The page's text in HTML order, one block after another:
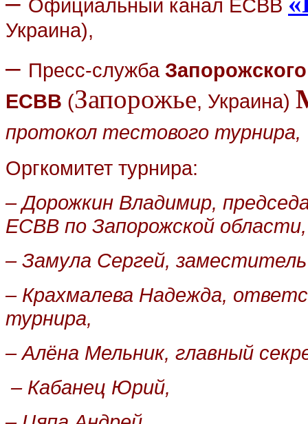
Официальный канал ЕСВВ
Украина),
– Пресс-служба
ЕСВВ (Запорожье, Украина)
протокол тестового турнира,
Оргкомитет турнира:
– Дорожкин Владимир,
ЕСВВ по Запорожской области,
– Замула Сергей,
– Крахмалева Надежда,
турнира,
– Алёна Мельник, главный
– Кабанец Юрий,